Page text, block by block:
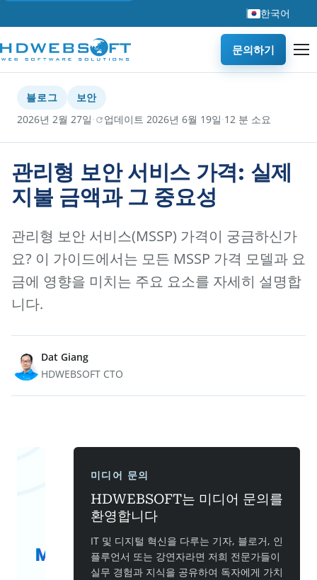
한국어
문의하기
블로그
보안
2026년 2월 27일· 업데이트 2026년 6월 19일·12 분 소요
관리형 보안 서비스 가격: 실제
지불 금액과 그 중요성
관리형 보안 서비스(MSSP) 가격이 궁금하신가
요? 이 가이드에서는 모든 MSSP 가격 모델과 요
금에 영향을 미치는 주요 요소를 자세히 설명합
니다.
Dat Giang
HDWEBSOFT CTO
미디어 문의
HDWEBSOFT는 미디어 문의를
환영합니다
IT 및 디지털 혁신을 다루는 기자, 블로거, 인
플루언서 또는 강연자라면 저희 전문가들이
실무 경험과 지식을 공유하여 독자에게 가치